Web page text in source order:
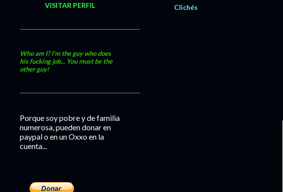
Clichés
VISITAR PERFIL
Who am I? I'm the guy who does
his fucking job... You must be the
other guy!
Porque soy pobre y de familia
numerosa, pueden donar en
paypal o en un Oxxo en la
cuenta...